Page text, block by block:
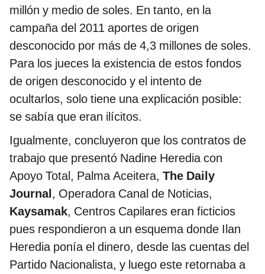
millón y medio de soles. En tanto, en la
campaña del 2011 aportes de origen
desconocido por más de 4,3 millones de soles.
Para los jueces la existencia de estos fondos
de origen desconocido y el intento de
ocultarlos, solo tiene una explicación posible:
se sabía que eran ilícitos.
Igualmente, concluyeron que los contratos de
trabajo que presentó Nadine Heredia con
Apoyo Total, Palma Aceitera, The Daily
Journal, Operadora Canal de Noticias,
Kaysamak, Centros Capilares eran ficticios
pues respondieron a un esquema donde Ilan
Heredia ponía el dinero, desde las cuentas del
Partido Nacionalista, y luego este retornaba a